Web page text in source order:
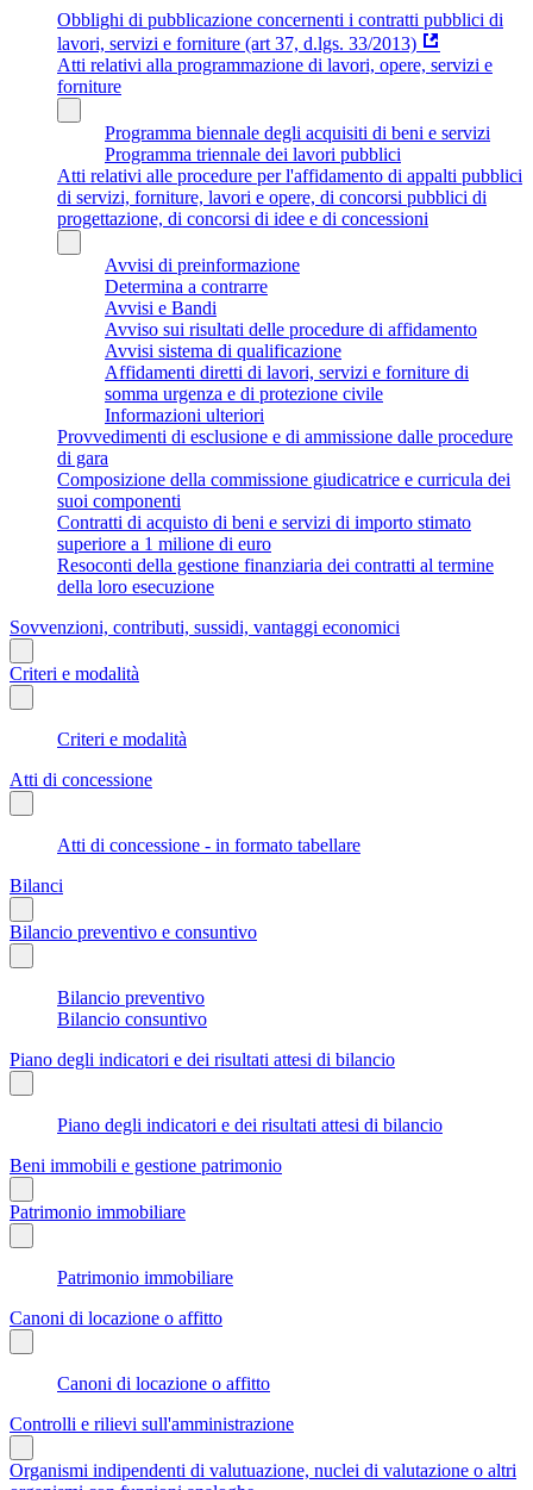
Obblighi di pubblicazione concernenti i contratti pubblici di
lavori, servizi e forniture (art 37, d.lgs. 33/2013)
Atti relativi alla programmazione di lavori, opere, servizi e
forniture
Programma biennale degli acquisiti di beni e servizi
Programma triennale dei lavori pubblici
Atti relativi alle procedure per l'affidamento di appalti pubblici
di servizi, forniture, lavori e opere, di concorsi pubblici di
progettazione, di concorsi di idee e di concessioni
Avvisi di preinformazione
Determina a contrarre
Avvisi e Bandi
Avviso sui risultati delle procedure di affidamento
Avvisi sistema di qualificazione
Affidamenti diretti di lavori, servizi e forniture di
somma urgenza e di protezione civile
Informazioni ulteriori
Provvedimenti di esclusione e di ammissione dalle procedure
di gara
Composizione della commissione giudicatrice e curricula dei
suoi componenti
Contratti di acquisto di beni e servizi di importo stimato
superiore a 1 milione di euro
Resoconti della gestione finanziaria dei contratti al termine
della loro esecuzione
Sovvenzioni, contributi, sussidi, vantaggi economici
Criteri e modalità
Criteri e modalità
Atti di concessione
Atti di concessione - in formato tabellare
Bilanci
Bilancio preventivo e consuntivo
Bilancio preventivo
Bilancio consuntivo
Piano degli indicatori e dei risultati attesi di bilancio
Piano degli indicatori e dei risultati attesi di bilancio
Beni immobili e gestione patrimonio
Patrimonio immobiliare
Patrimonio immobiliare
Canoni di locazione o affitto
Canoni di locazione o affitto
Controlli e rilievi sull'amministrazione
Organismi indipendenti di valutuazione, nuclei di valutazione o altri